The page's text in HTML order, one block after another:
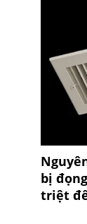
bị
triệt